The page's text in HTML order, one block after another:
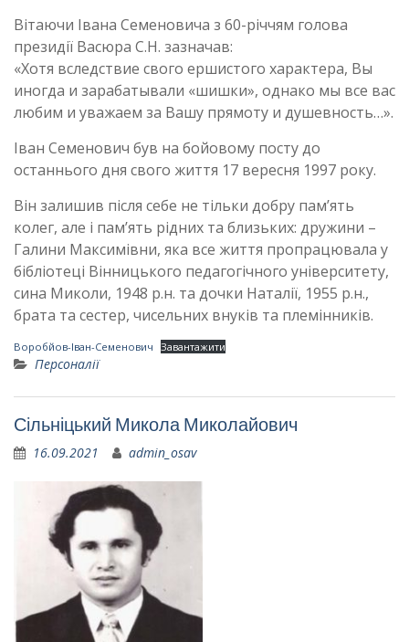
Вітаючи Івана Семеновича з 60-річчям голова
президії Васюра С.Н. зазначав:
«Хотя вследствие свого ершистого характера, Вы
иногда и зарабатывали «шишки», однако мы все вас
любим и уважаем за Вашу прямоту и душевность…».
Іван Семенович був на бойовому посту до
останнього дня свого життя 17 вересня 1997 року.
Він залишив після себе не тільки добру пам’ять
колег, але і пам’ять рідних та близьких: дружини –
Галини Максимівни, яка все життя пропрацювала у
бібліотеці Вінницького педагогічного університету,
сина Миколи, 1948 р.н. та дочки Наталії, 1955 р.н.,
брата та сестер, чисельних внуків та племінників.
Воробйов-Іван-Семенович Завантажити
Персоналії
Сільніцький Микола Миколайович
16.09.2021 admin_osav